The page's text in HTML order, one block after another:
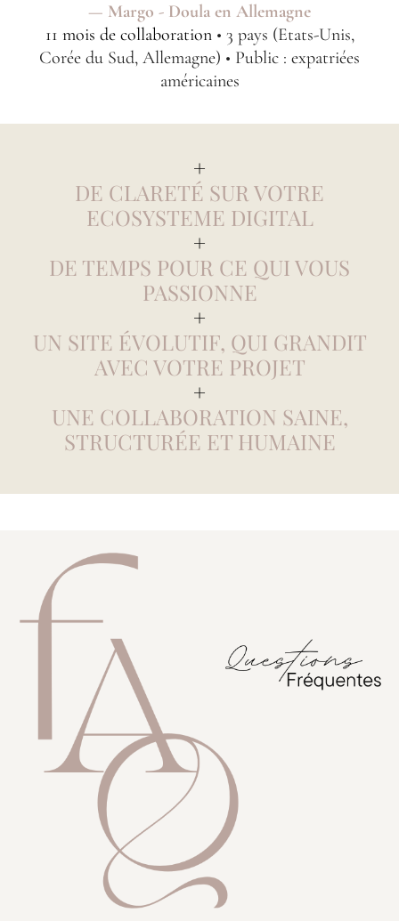
— Margo - Doula en Allemagne
11 mois de collaboration • 3 pays (Etats-Unis,
Corée du Sud, Allemagne) • Public : expatriées
américaines
+
DE CLARETÉ SUR VOTRE
ECOSYSTEME DIGITAL
+
DE TEMPS POUR CE QUI VOUS
PASSIONNE
+
UN SITE ÉVOLUTIF, QUI GRANDIT
AVEC VOTRE PROJET
+
UNE COLLABORATION SAINE,
STRUCTURÉE ET HUMAINE